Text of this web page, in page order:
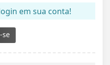
em sua conta!
se